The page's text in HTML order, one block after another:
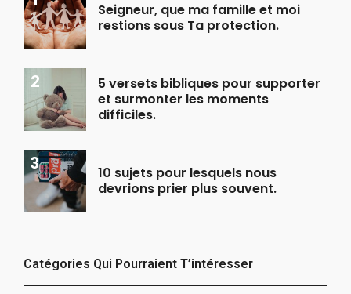
Seigneur, que ma famille et moi
restions sous Ta protection.
5 versets bibliques pour supporter
et surmonter les moments
difficiles.
10 sujets pour lesquels nous
devrions prier plus souvent.
Catégories Qui Pourraient T’intéresser